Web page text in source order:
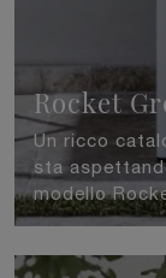
Rocket
Un ricco
sta
modello